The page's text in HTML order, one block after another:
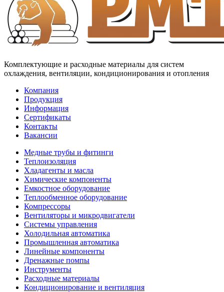
Комплектующие и расходные материалы для систем
охлаждения, вентиляции, кондиционирования и отопления
Компания
Продукция
Информация
Сертификаты
Контакты
Вакансии
Медные трубы и фитинги
Теплоизоляция
Хладагенты и масла
Химические компоненты
Емкостное оборудование
Теплообменное оборудование
Компрессоры
Вентиляторы и микродвигатели
Системы управления
Холодильная автоматика
Промышленная автоматика
Линейные компоненты
Дренажные помпы
Инструменты
Расходные материалы
Кондиционирование и вентиляция